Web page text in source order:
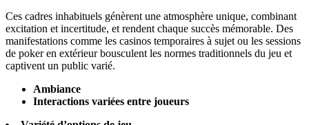
Ces cadres inhabituels génèrent une atmosphère unique, combinant
excitation et incertitude, et rendent chaque succès mémorable. Des
manifestations comme les casinos temporaires à sujet ou les sessions
de poker en extérieur bousculent les normes traditionnels du jeu et
captivent un public varié.
Ambiance
Interactions variées entre joueurs